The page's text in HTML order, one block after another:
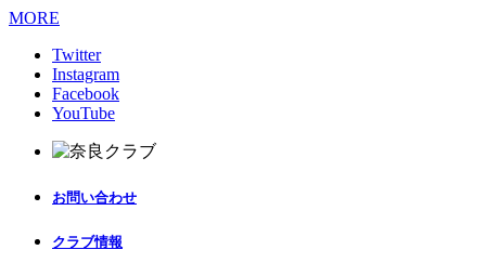
MORE
Twitter
Instagram
Facebook
YouTube
お問い合わせ
クラブ情報